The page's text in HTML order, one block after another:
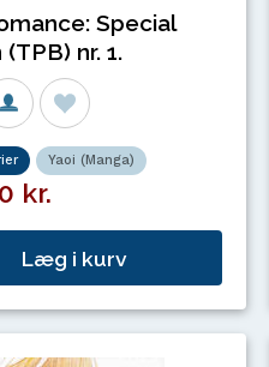
Special
nr. 1.
Yaoi (Manga)
kr.
Læg i kurv